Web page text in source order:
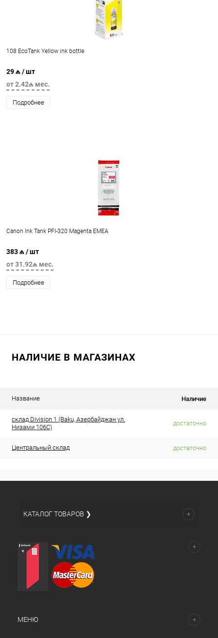
108 EcoTank Yellow ink bottle
29 ₼ / шт
от 2.42₼ мес.
Подробнее
Canon Ink Tank PFI-320 Magenta EMEA
383 ₼ / шт
от 31.92₼ мес.
Подробнее
НАЛИЧИЕ В МАГАЗИНАХ
Название Наличие
склад Division 1 (Baku, Азербайджан ул.
Низами 106C)
достаточно
Центральный склад достаточно
КАТАЛОГ ТОВАРОВ ❯
МЕНЮ